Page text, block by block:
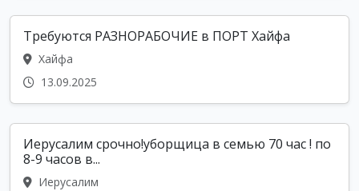
Требуются РАЗНОРАБОЧИЕ в ПОРТ Хайфа
Хайфа
13.09.2025
Иерусалим срочно!уборщица в семью 70 час ! по
8-9 часов в...
Иерусалим